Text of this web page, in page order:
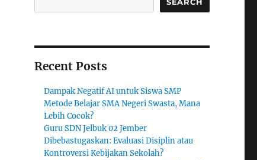
Recent Posts
Dampak Negatif AI untuk Siswa SMP
Metode Belajar SMA Negeri Swasta, Mana
Lebih Cocok?
Guru SDN Jelbuk 02 Jember
Dibebastugaskan: Evaluasi Disiplin atau
Kontroversi Kebijakan Sekolah?